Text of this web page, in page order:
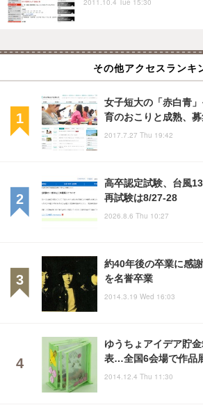
その他アクセスランキ
女子短大の「赤白青
育のおこりと成熟、
2017.7.27 Thu 19:42
高卒認定試験、台風
再試験は8/27-28
2026.8.6 Thu 10:27
約40年後の卒業に感
を名誉卒業
2014.3.19 Wed 16:03
ゆうちょアイデア貯
表…全国6会場で作品
2014.12.4 Thu 11:30